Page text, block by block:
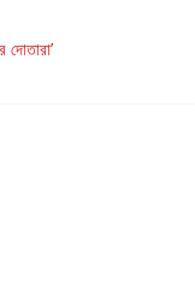
দোতারা’